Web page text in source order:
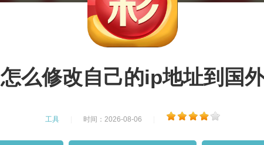
怎么修改自己的ip地址到国
工具 时间：2026-08-06